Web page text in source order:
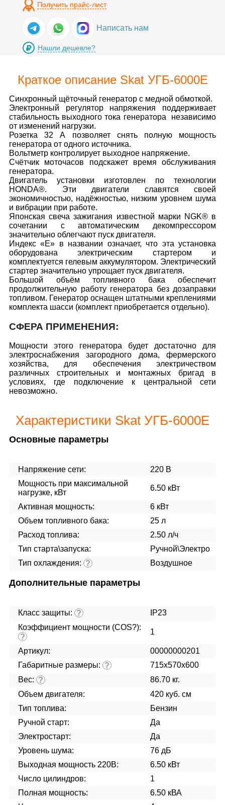
Получить прайс-лист
Написать нам
Нашли дешевле?
Краткое описание Skat УГБ-6000Е
Синхронный щёточный генератор с медной обмоткой.
Электронный регулятор напряжения поддерживает
стабильность выходного тока генератора независимо
от изменений нагрузки.
Розетка 32 А позволяет снять полную мощность
генератора от одного источника.
Вольтметр контролирует выходное напряжение.
Счётчик моточасов подскажет время обслуживания
генератора.
Двигатель установки изготовлен по технологии
HONDA®. Эти двигатели славятся своей
экономичностью, надёжностью, низким уровнем шума
и вибрации при работе.
Японская свеча зажигания известной марки NGK® в
сочетании с автоматическим декомпрессором
значительно облегчают пуск двигателя.
Индекс «Е» в названии означает, что эта установка
оборудована электрическим стартером и
комплектуется гелевым аккумулятором. Электрический
стартер значительно упрощает пуск двигателя.
Большой объём топливного бака обеспечит
продолжительную работу генератора без дозаправки
топливом. Генератор оснащен штатными креплениями
комплекта шасси (комплект приобретается отдельно).
СФЕРА ПРИМЕНЕНИЯ:
Мощности этого генератора будет достаточно для
электроснабжения загородного дома, фермерского
хозяйства, для обеспечения электричеством
различных строительных и монтажных бригад в
условиях, где подключение к центральной сети
невозможно.
Характеристики Skat УГБ-6000Е
Основные параметры
Напряжение сети:
220 В
Мощность при максимальной
нагрузке, кВт
6.50 кВт
Активная мощность:
6 кВт
Объем топливного бака:
25 л
Расход топлива:
2.50 л/ч
Тип старта\запуска:
Ручной\Электро
Тип охлаждения: ? Воздушное
Дополнительные параметры
Класс защиты: ?
IP23
Коэффициент мощности (COS?):
?
1
Артикул:
00000000201
Габаритные размеры: ?
715х570х600
Вес: ?
86.70 кг.
Объем двигателя:
420 куб. см
Тип топлива:
Бензин
Ручной старт:
Да
Электростарт:
Да
Уровень шума:
76 дБ
Выходная мощность 220В:
6.50 кВт
Число цилиндров:
1
Полная мощность:
6.50 кВА